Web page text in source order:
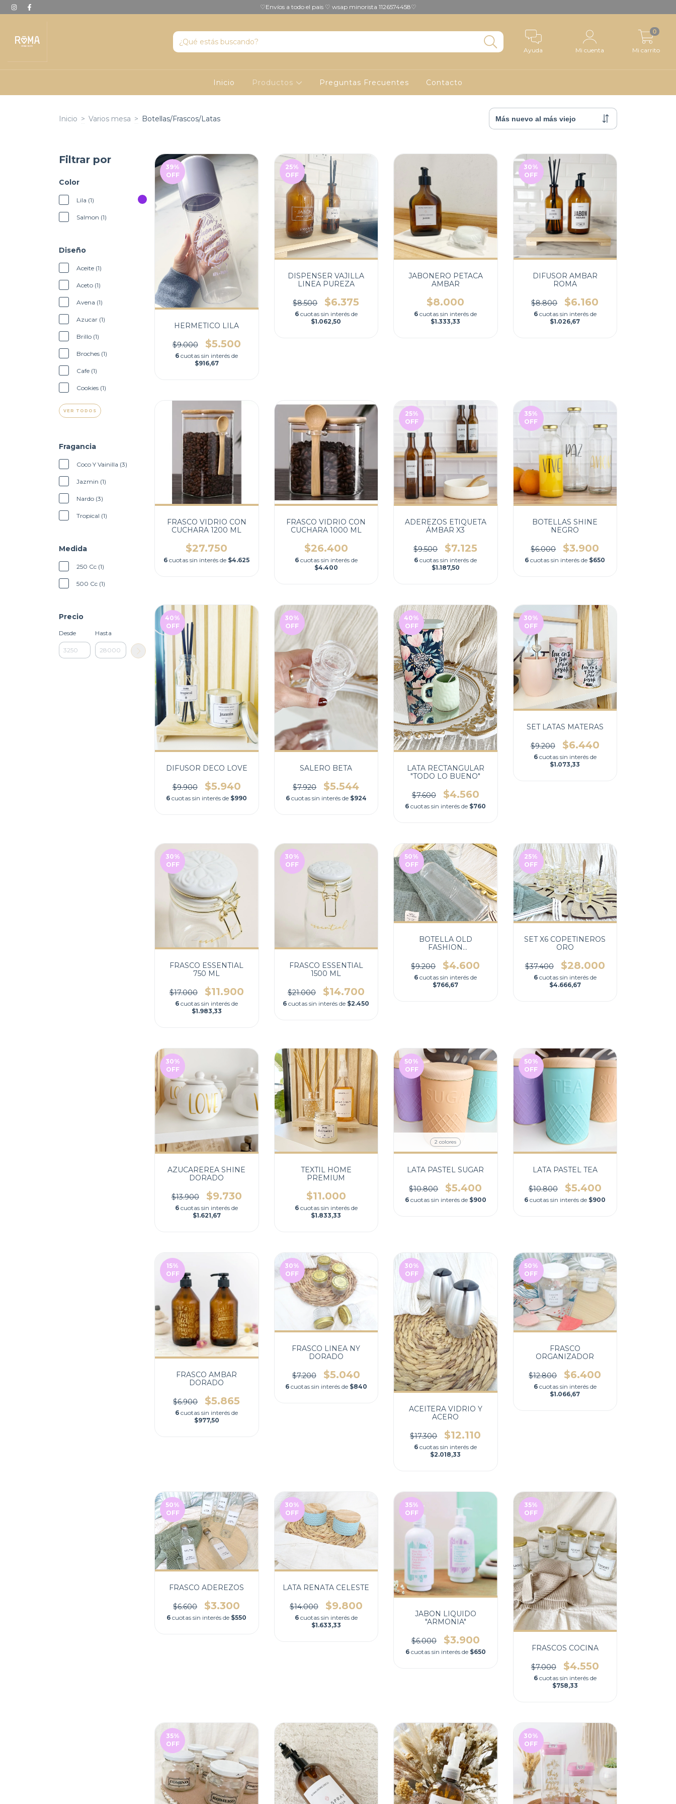
♡Envíos a todo el pais ♡ wsap minorista 1126574458♡
Ayuda Mi cuenta Mi carrito
0
Inicio Productos Preguntas Frecuentes Contacto
Inicio > Varios mesa > Botellas/Frascos/Latas
Filtrar por
Color
Lila (1)
Salmon (1)
Diseño
Aceite (1)
Aceto (1)
Avena (1)
Azucar (1)
Brillo (1)
Broches (1)
Cafe (1)
Cookies (1)
VER TODOS
Fragancia
Coco Y Vainilla (3)
Jazmin (1)
Nardo (3)
Tropical (1)
Medida
250 Cc (1)
500 Cc (1)
Precio
Desde Hasta
39%
OFF
HERMETICO LILA
$9.000 $5.500
6 cuotas sin interés de
$916,67
25%
OFF
DISPENSER VAJILLA
LINEA PUREZA
$8.500 $6.375
6 cuotas sin interés de
$1.062,50
JABONERO PETACA
AMBAR
$8.000
6 cuotas sin interés de
$1.333,33
30%
OFF
DIFUSOR AMBAR
ROMA
$8.800 $6.160
6 cuotas sin interés de
$1.026,67
FRASCO VIDRIO CON
CUCHARA 1200 ML
$27.750
6 cuotas sin interés de $4.625
FRASCO VIDRIO CON
CUCHARA 1000 ML
$26.400
6 cuotas sin interés de
$4.400
25%
OFF
ADEREZOS ETIQUETA
ÁMBAR X3
$9.500 $7.125
6 cuotas sin interés de
$1.187,50
35%
OFF
BOTELLAS SHINE
NEGRO
$6.000 $3.900
6 cuotas sin interés de $650
40%
OFF
DIFUSOR DECO LOVE
$9.900 $5.940
6 cuotas sin interés de $990
30%
OFF
SALERO BETA
$7.920 $5.544
6 cuotas sin interés de $924
40%
OFF
LATA RECTANGULAR
"TODO LO BUENO"
$7.600 $4.560
6 cuotas sin interés de $760
30%
OFF
SET LATAS MATERAS
$9.200 $6.440
6 cuotas sin interés de
$1.073,33
30%
OFF
FRASCO ESSENTIAL
750 ML
$17.000 $11.900
6 cuotas sin interés de
$1.983,33
30%
OFF
FRASCO ESSENTIAL
1500 ML
$21.000 $14.700
6 cuotas sin interés de $2.450
50%
OFF
BOTELLA OLD
FASHION
$9.200
$4.600
6 cuotas sin interés de
$766,67
25%
OFF
SET X6 COPETINEROS
ORO
$37.400 $28.000
6 cuotas sin interés de
$4.666,67
30%
OFF
AZUCAREREA SHINE
DORADO
$13.900 $9.730
6 cuotas sin interés de
$1.621,67
TEXTIL HOME
PREMIUM
$11.000
6 cuotas sin interés de
$1.833,33
50%
OFF
2 colores
LATA PASTEL SUGAR
$10.800 $5.400
6 cuotas sin interés de $900
50%
OFF
LATA PASTEL TEA
$10.800 $5.400
6 cuotas sin interés de $900
15%
OFF
FRASCO AMBAR
DORADO
$6.900 $5.865
6 cuotas sin interés de
$977,50
30%
OFF
FRASCO LINEA NY
DORADO
$7.200 $5.040
6 cuotas sin interés de $840
30%
OFF
ACEITERA VIDRIO Y
ACERO
$17.300 $12.110
6 cuotas sin interés de
$2.018,33
50%
OFF
FRASCO
ORGANIZADOR
$12.800 $6.400
6 cuotas sin interés de
$1.066,67
50%
OFF
FRASCO ADEREZOS
$6.600 $3.300
6 cuotas sin interés de $550
30%
OFF
LATA RENATA CELESTE
$14.000 $9.800
6 cuotas sin interés de
$1.633,33
35%
OFF
JABON LIQUIDO
"ARMONIA"
$6.000 $3.900
6 cuotas sin interés de $650
35%
OFF
FRASCOS COCINA
$7.000 $4.550
6 cuotas sin interés de
$758,33
35%
OFF
30%
OFF